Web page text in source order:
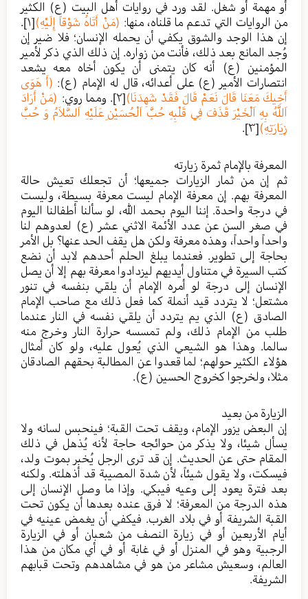
أو مهمة أو شغل. لقد ورد في روايات أهل البيت (ع) الكثير
من الروايات التي تدعم ما قلناه، منها: (مَنْ أَتَاهُ شَوْقاً إِلَيْهِ)[١] .
إن هذا الوجد والشوق يكفي أن يحمله الإنسان؛ فلا ضير إن
وُجد المانع بعد ذلك، فأنت من زواره. إن ذلك الذي ذكر لأمير
المؤمنين (ع) أنه كان يتمنى أن يكون أخاه معه يشعد
انتصارات الأمير (ع) على أعدائه، قال له الإمام (ع): (أَ هَوَى
أَخِيكَ مَعَنَا قَالَ نَعَمْ قَالَ فَقَدْ شَهِدَنَا)[٢] . ومما روي: (مَنْ أَرَادَ
اَللَّهُ بِهِ اَلْخَيْرَ قَذَفَ فِي قَلْبِهِ حُبَّ اَلْحُسَيْنِ عَلَيْهِ اَلسَّلاَمُ وَ حُبَّ
زِيَارَتِهِ)[٣] .
المعرفة بالإمام ثمرة زيارته
ثم إن من ثمار الزيارات جميعها؛ أن تجعلك تعيش حالة
المعرفة بهم. إن معرفة الإمام ليست معرفة بسيطة، وليست
في درجة واحدة. إننا اليوم بحمد الله، لو سألنا أطفالنا اليوم
في صغر السن عن عدد الأئمة الاثني عشر (ع) لعدوهم لنا
واحداً واحداً، وهذه معرفة ولكن هل يقف الحد عنها؟ بل الأمر
بحاجة إلى تطوير. فعندما يبلغ الحلم أحدهم لابد أن نضع
كتب السيرة في متناول أيديهم ليزدادوا معرفة بهم إلا أن يصل
الإنسان إلى درجة لو أمره الإمام أن يلقي بنفسه في تنور
مشتعل؛ لا يتردد قيد أنملة كما فعل ذلك مع صاحب الإمام
الصادق (ع) الذي يم يتردد أن يلقي نفسه في النار عندما
طلب من الإمام ذلك، ولم تمسسه حرارة النار وخرج منه
سالما. وهذا هو الشيعي الذي يُعول عليه، ولو كان أمثال
هؤلاء الكثير حولهم؛ لما قعدوا عن المطالبة بحقهم الصادقان
مثلا، ولخرجوا كخروج الحسين (ع).
الزيارة من بعيد
إن البعض يزور الإمام، ويقف تحت القبة؛ فينحبس لسانه ولا
يسأل شيئا، ولا يذكر من حوائجه حاجة لأنه يُذهل في ذلك
المقام حتى عن الحديث. إن قد ترى الرجل يُخبر بموت ولد،
فيسكت، ولا يقول شيئاً، لأن شدة المصيبة قد أذهلته. ولكنه
بعد فترة يعود إلى وعيه فيبكي. وإذا ما وصل الإنسان إلى
هذه الدرجة من المعرفة؛ لا فرق عنده بعدها أن يكون تحت
القبة الشريفة أو في بلاد الغرب. فيكفي أن يغمض عينيه في
أيام الأربعين أو في زيارة النصف من شعبان أو في الزيارة
الرجبية وهو في المنزل أو في غابة أو في أي مكان من هذا
العالم، وسعيش مشاعر من هو في مشاهدهم وتحت قبابهم
الشريفة.